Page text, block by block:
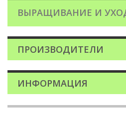
ВЫРАЩИВАНИЕ И
ПРОИЗВОДИТЕЛИ
ИНФОРМАЦИЯ